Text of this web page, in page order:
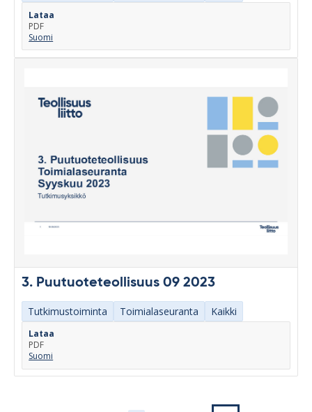
Lataa
PDF
Suomi
3. Puutuoteteollisuus 09 2023
Tutkimustoiminta Toimialaseuranta Kaikki
Lataa
PDF
Suomi